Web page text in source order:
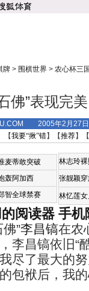
牌 > 围棋世界 > 农心杯三
佛”表现完
2005年2月27
【我要“揪”错】【推荐】
麦蒂敢突破
轰阿加西
智全球禁赛
林志玲
张靓颖
林忆莲
阅读器 手机
”李昌镐在农
李昌镐依旧“
尽了最大的
包袱后，我